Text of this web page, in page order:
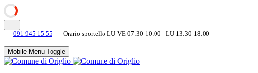
091 945 15 55 Orario sportello LU-VE 07:30-10:00 - LU 13:30-18:00
Mobile Menu Toggle